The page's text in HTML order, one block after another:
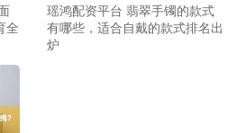
全
瑶鸿配资平台 翡翠手镯的款式
有哪些，适合自戴的款式排名出
炉